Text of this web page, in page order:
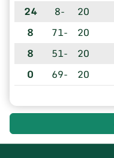
20
-8
24
20
-71
8
20
-51
8
20
-69
0